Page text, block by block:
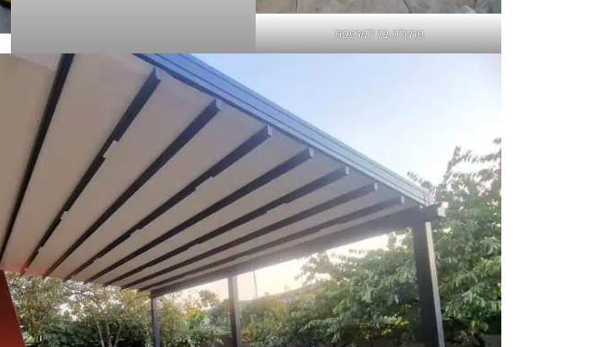
פרגולה בד למרפסת